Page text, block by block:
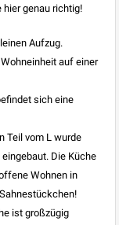
genau richtig!
Aufzug.
auf einer
sich eine
Teil vom L wurde
Die Küche
Wohnen in
ist großzügig